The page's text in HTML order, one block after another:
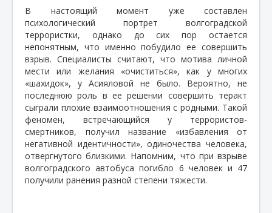
В настоящий момент уже составлен
психологический портрет волгоградской
террористки, однако до сих пор остается
непонятным, что именно побудило ее совершить
взрыв. Специалисты считают, что мотива личной
мести или желания «очиститься», как у многих
«шахидок», у Асияловой не было. Вероятно, не
последнюю роль в ее решении совершить теракт
сыграли плохие взаимоотношения с родными. Такой
феномен, встречающийся у террористов-
смертников, получил название «избавления от
негативной идентичности», одиночества человека,
отвергнутого близкими. Напомним, что при взрыве
волгоградского автобуса погибло 6 человек и 47
получили ранения разной степени тяжести.